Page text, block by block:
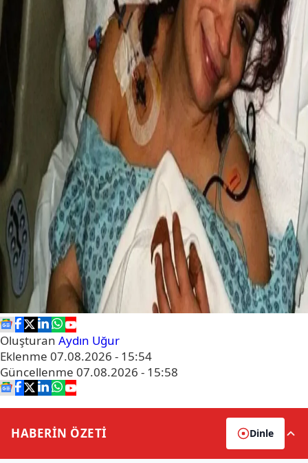
Oluşturan Aydın Uğur
Eklenme 07.08.2026 - 15:54
Güncellenme 07.08.2026 - 15:58
HABERİN ÖZETİ Dinle